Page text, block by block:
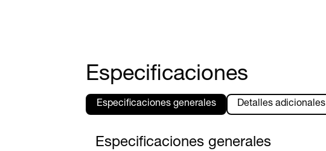
Especificaciones
Especificaciones generales Detalles adicionales
Especificaciones generales